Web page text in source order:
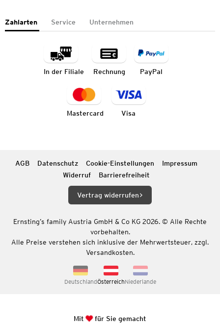
Zahlarten Service Unternehmen
In der Filiale Rechnung PayPal
Mastercard Visa
AGB Datenschutz Cookie-Einstellungen
Impressum
Widerruf
Barrierefreiheit
Vertrag widerrufen
Ernsting’s family Austria GmbH & Co KG 2026. © Alle Rechte
vorbehalten.
Alle Preise verstehen sich inklusive der Mehrwertsteuer, zzgl.
Versandkosten.
DeutschlandÖsterreichNiederlande
Mit für Sie gemacht